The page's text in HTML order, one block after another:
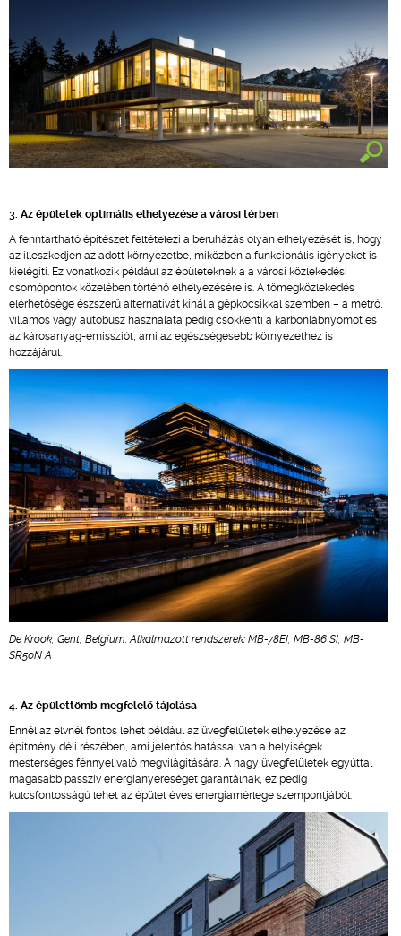
3. Az épületek optimális elhelyezése a városi térben
A fenntartható építészet feltételezi a beruházás olyan elhelyezését is, hogy
az illeszkedjen az adott környezetbe, miközben a funkcionális igényeket is
kielégíti. Ez vonatkozik például az épületeknek a a városi közlekedési
csomópontok közelében történő elhelyezésére is. A tömegközlekedés
elérhetősége észszerű alternatívát kínál a gépkocsikkal szemben – a metró,
villamos vagy autóbusz használata pedig csökkenti a karbonlábnyomot és
az károsanyag-emissziót, ami az egészségesebb környezethez is
hozzájárul.
De Krook, Gent, Belgium. Alkalmazott rendszerek: MB-78EI, MB-86 SI, MB-
SR50N A
4. Az épülettömb megfelelő tájolása
Ennél az elvnél fontos lehet például az üvegfelületek elhelyezése az
építmény déli részében, ami jelentős hatással van a helyiségek
mesterséges fénnyel való megvilágítására. A nagy üvegfelületek egyúttal
magasabb passzív energianyereséget garantálnak, ez pedig
kulcsfontosságú lehet az épület éves energiamérlege szempontjából.